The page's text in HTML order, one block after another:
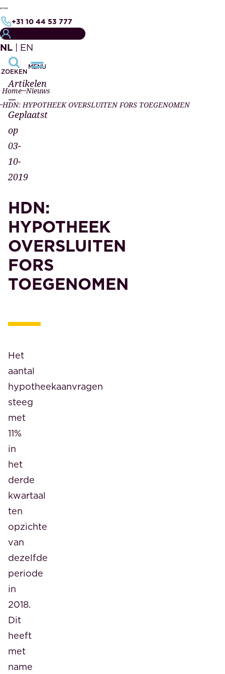
+31 10 44 53 777
NL | EN
ZOEKEN
MENU
Home Nieuws
HDN: HYPOTHEEK OVERSLUITEN FORS TOEGENOMEN
Artikelen
—
Geplaatst
op
03-
10-
2019
HDN:
HYPOTHEEK
OVERSLUITEN
FORS
TOEGENOMEN
Het
aantal
hypotheekaanvragen
steeg
met
11%
in
het
derde
kwartaal
ten
opzichte
van
dezelfde
periode
in
2018.
Dit
heeft
met
name